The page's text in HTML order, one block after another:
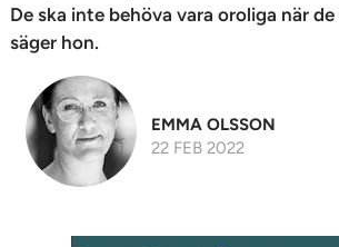
De ska inte behöva vara oroliga när
säger hon.
EMMA OLSSON
22 FEB 2022